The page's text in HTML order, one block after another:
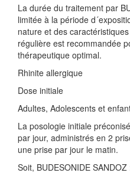
La durée du traitement par
limitée à la période
nature et des
régulière est recommandée
thérapeutique optimal.
Rhinite allergique
Dose initiale
Adultes, Adolescents et
La posologie initiale
par jour, administrés en 2
une prise par jour le matin.
Soit, BUDESONIDE SANDOZ